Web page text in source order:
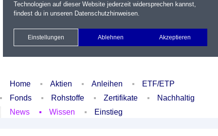
Name / WKN / ISIN / Kürzel
Newsletter Kontakt
Xetra Realtime
Watchlist Portfolio Login
Home Aktien Anleihen
ETF/ETP
Fonds
Rohstoffe Zertifikate
Nachhaltig
News
Wissen Einstieg
Technologien auf dieser Website jederzeit widersprechen kannst,
findest du in unseren Datenschutzhinweisen.
Einstellungen Ablehnen Akzeptieren